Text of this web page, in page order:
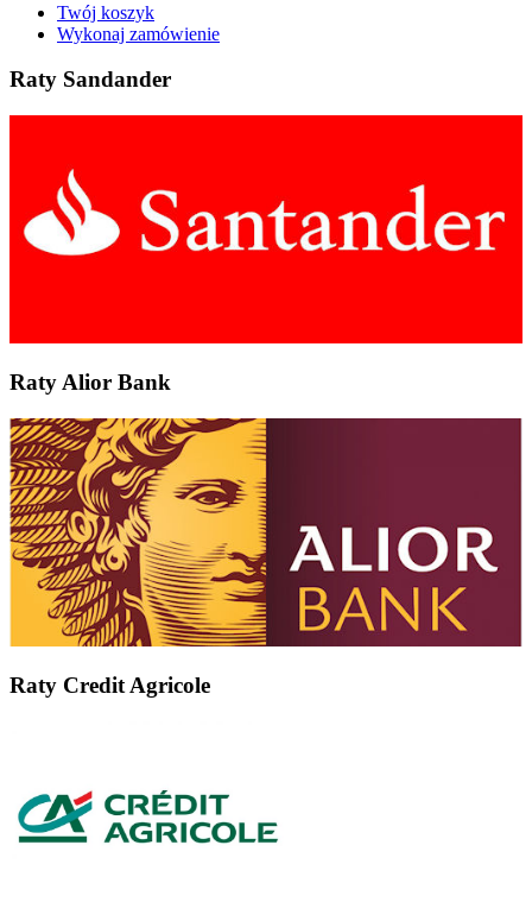
Twój koszyk
Wykonaj zamówienie
Raty Sandander
Raty Alior Bank
Raty Credit Agricole